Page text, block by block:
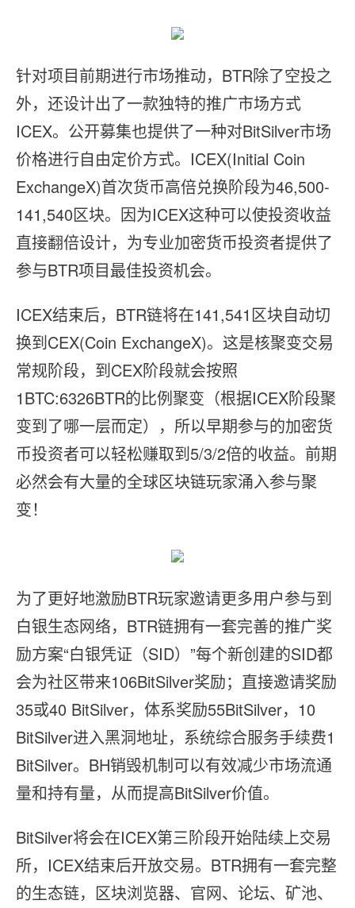
针对项目前期进行市场推动，BTR除了空投之
外，还设计出了一款独特的推广市场方式
ICEX。公开募集也提供了一种对BitSilver市场
价格进行自由定价方式。ICEX(Initial Coin
ExchangeX)首次货币高倍兑换阶段为46,500-
141,540区块。因为ICEX这种可以使投资收益
直接翻倍设计，为专业加密货币投资者提供了
参与BTR项目最佳投资机会。
ICEX结束后，BTR链将在141,541区块自动切
换到CEX(Coin ExchangeX)。这是核聚变交易
常规阶段，到CEX阶段就会按照
1BTC:6326BTR的比例聚变（根据ICEX阶段聚
变到了哪一层而定），所以早期参与的加密货
币投资者可以轻松赚取到5/3/2倍的收益。前期
必然会有大量的全球区块链玩家涌入参与聚
变！
为了更好地激励BTR玩家邀请更多用户参与到
白银生态网络，BTR链拥有一套完善的推广奖
励方案“白银凭证（SID）”每个新创建的SID都
会为社区带来106BitSilver奖励；直接邀请奖励
35或40 BitSilver，体系奖励55BitSilver，10
BitSilver进入黑洞地址，系统综合服务手续费1
BitSilver。BH销毁机制可以有效减少市场流通
量和持有量，从而提高BitSilver价值。
BitSilver将会在ICEX第三阶段开始陆续上交易
所，ICEX结束后开放交易。BTR拥有一套完整
的生态链，区块浏览器、官网、论坛、矿池、